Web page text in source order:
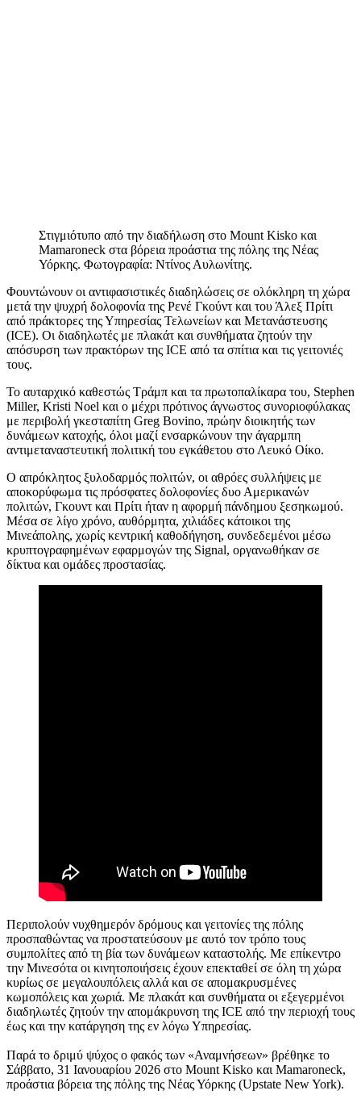
Στιγμιότυπο από την διαδήλωση στο Mount Kisko και
Mamaroneck στα βόρεια προάστια της πόλης της Νέας
Υόρκης. Φωτογραφία: Ντίνος Αυλωνίτης.
Φουντώνουν οι αντιφασιστικές διαδηλώσεις σε ολόκληρη τη χώρα
μετά την ψυχρή δολοφονία της Ρενέ Γκούντ και του Άλεξ Πρίτι
από πράκτορες της Υπηρεσίας Τελωνείων και Μετανάστευσης
(ICE). Οι διαδηλωτές με πλακάτ και συνθήματα ζητούν την
απόσυρση των πρακτόρων της ICE από τα σπίτια και τις γειτονιές
τους.
Το αυταρχικό καθεστώς Τράμπ και τα πρωτοπαλίκαρα του, Stephen
Miller, Kristi Noel και ο μέχρι πρότινος άγνωστος συνοριοφύλακας
με περιβολή γκεσταπίτη Greg Bovino, πρώην διοικητής των
δυνάμεων κατοχής, όλοι μαζί ενσαρκώνουν την άγαρμπη
αντιμεταναστευτική πολιτική του εγκάθετου στο Λευκό Οίκο.
Ο απρόκλητος ξυλοδαρμός πολιτών, οι αθρόες συλλήψεις με
αποκορύφωμα τις πρόσφατες δολοφονίες δυο Αμερικανών
πολιτών, Γκουντ και Πρίτι ήταν η αφορμή πάνδημου ξεσηκωμού.
Μέσα σε λίγο χρόνο, αυθόρμητα, χιλιάδες κάτοικοι της
Μινεάπολης, χωρίς κεντρική καθοδήγηση, συνδεδεμένοι μέσω
κρυπτογραφημένων εφαρμογών της Signal, οργανωθήκαν σε
δίκτυα και ομάδες προστασίας.
Περιπολούν νυχθημερόν δρόμους και γειτονίες της πόλης
προσπαθώντας να προστατεύσουν με αυτό τον τρόπο τους
συμπολίτες από τη βία των δυνάμεων καταστολής. Με επίκεντρο
την Μινεσότα οι κινητοποιήσεις έχουν επεκταθεί σε όλη τη χώρα
κυρίως σε μεγαλουπόλεις αλλά και σε απομακρυσμένες
κωμοπόλεις και χωριά. Με πλακάτ και συνθήματα οι εξεγερμένοι
διαδηλωτές ζητούν την απομάκρυνση της ICE από την περιοχή τους
έως και την κατάργηση της εν λόγω Υπηρεσίας.
Παρά το δριμύ ψύχος ο φακός των «Αναμνήσεων» βρέθηκε το
Σάββατο, 31 Ιανουαρίου 2026 στο Mount Kisko και Mamaroneck,
προάστια βόρεια της πόλης της Νέας Υόρκης (Upstate New York).